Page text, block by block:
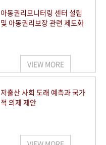
아동권리모니터링 센터 설립
및 아동권리보장 관련 제도화
VIEW MORE
저출산 사회 도래 예측과 국가
적 의제 제안